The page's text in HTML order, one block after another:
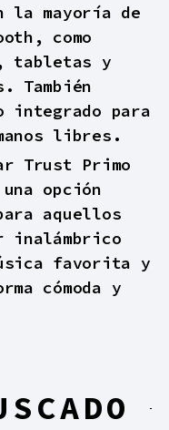
la mayoría de
como
tabletas y
También
integrado para
libres.
Trust Primo
opción
aquellos
inalámbrico
favorita y
cómoda y